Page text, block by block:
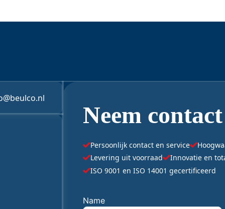
Neem
Persoonlijk contact en service
Levering uit voorraad
Innovatie en
ISO 9001 en ISO 14001 gecertificeerd
"*" geeft vereiste velden aan
Name